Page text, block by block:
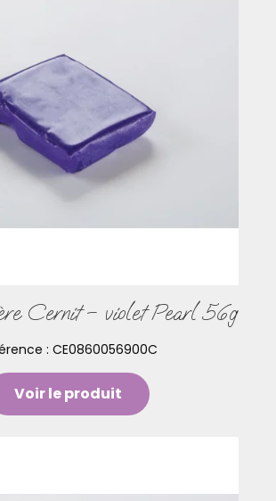
Cernit – violet Pearl 56g
: CE0860056900C
Voir le produit